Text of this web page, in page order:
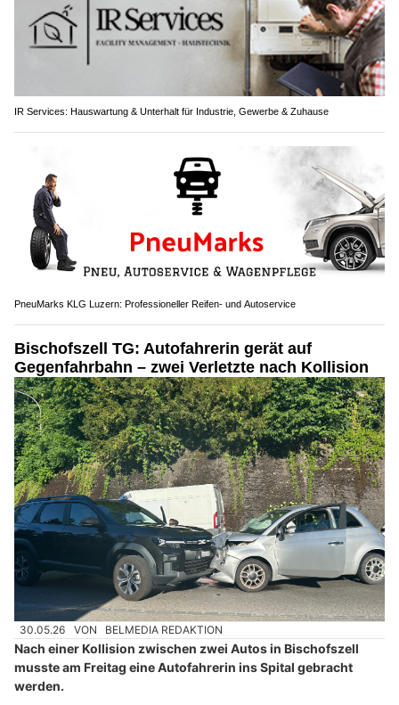
IR Services: Hauswartung & Unterhalt für Industrie, Gewerbe & Zuhause
PneuMarks KLG Luzern: Professioneller Reifen- und Autoservice
Bischofszell TG: Autofahrerin gerät auf
Gegenfahrbahn – zwei Verletzte nach Kollision
30.05.26 VON BELMEDIA REDAKTION
Nach einer Kollision zwischen zwei Autos in Bischofszell
musste am Freitag eine Autofahrerin ins Spital gebracht
werden.